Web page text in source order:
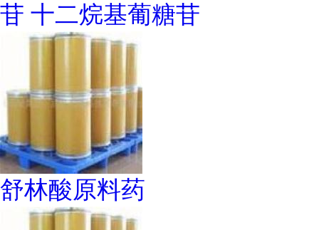
苷 十二烷基葡糖苷
舒林酸原料药